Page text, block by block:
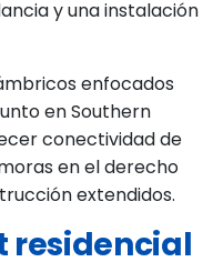
y una instalación
enfocados
en Southern
conectividad de
en el derecho
extendidos.
residencial